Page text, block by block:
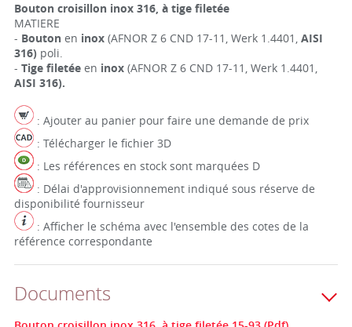
Bouton croisillon inox 316, à tige filetée
MATIERE
- Boutonen inox(AFNOR Z 6 CND 17-11, Werk 1.4401, AISI
316)poli.
- Tige filetéeen inox(AFNOR Z 6 CND 17-11, Werk 1.4401,
AISI 316).
: Ajouter au panier pour faire une demande de prix
: Télécharger le fichier 3D
: Les références en stock sont marquées D
: Délai d'approvisionnement indiqué sous réserve de
disponibilité fournisseur
: Afficher le schéma avec l'ensemble des cotes de la
référence correspondante
Documents